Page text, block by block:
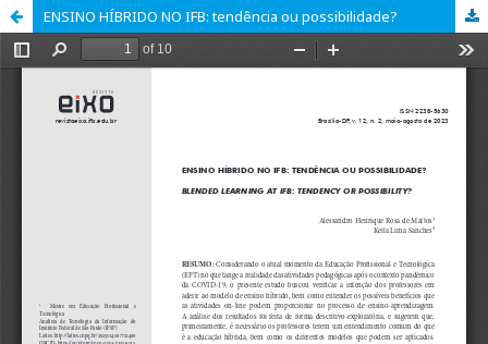
ENSINO HÍBRIDO NO IFB: tendência ou possibilidade?